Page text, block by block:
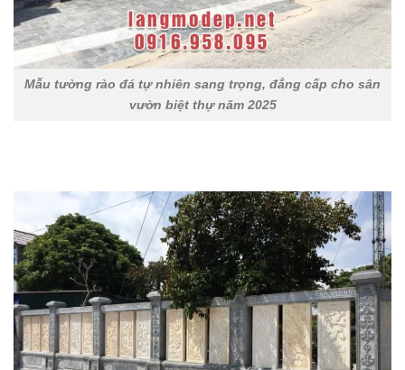
Mẫu tường rào đá tự nhiên sang trọng, đẳng cấp cho sân
vườn biệt thự năm 2025